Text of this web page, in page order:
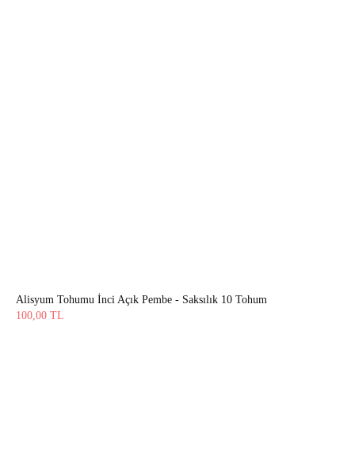
Alisyum Tohumu İnci Açık Pembe - Saksılık 10 Tohum
100,00 TL